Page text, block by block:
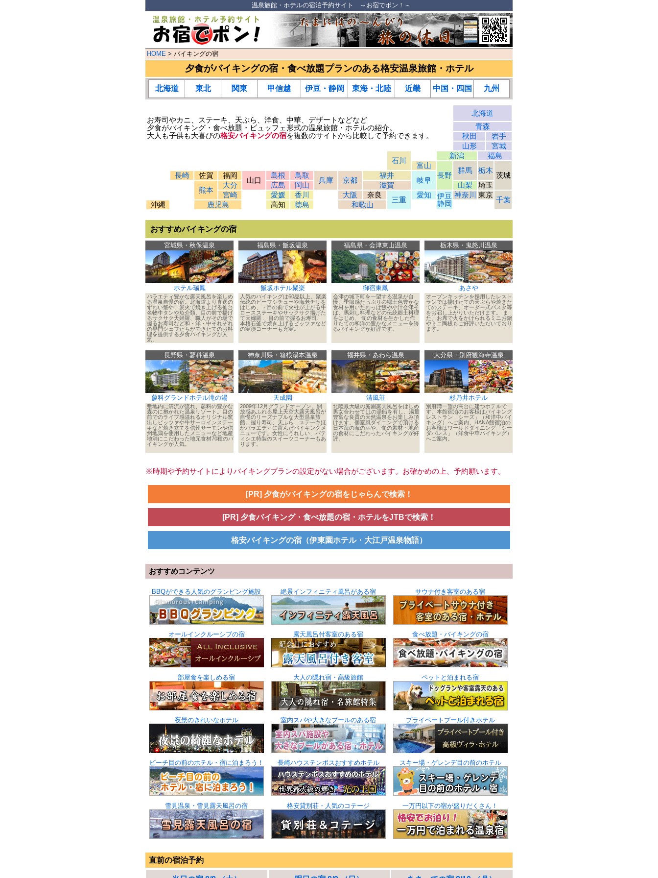
温泉旅館・ホテルの宿泊予約サイト ～お宿でポン！～
HOME > バイキングの宿
夕食がバイキングの宿・食べ放題プランのある格安温泉旅館・ホテル
北海道 東北 関東 甲信越 伊豆・静岡 東海・北陸 近畿 中国・四国 九州
お寿司やカニ、ステーキ、天ぷら、洋食、中華、デザートなどなど
夕食がバイキング・食べ放題・ビュッフェ形式の温泉旅館・ホテルの紹介。
大人も子供も大喜びの格安バイキングの宿を複数のサイトから比較して予約できます。
北海道
青森
秋田
岩手
山形
宮城
石川
新潟
福島
富山
長野
群馬 栃木
茨城
長崎 佐賀 福岡
山口
島根 鳥取
兵庫 京都
福井
岐阜
熊本
大分 広島 岡山 滋賀 山梨
埼玉
宮崎
愛媛 香川 大阪 奈良
三重
愛知
伊豆
静岡
神奈川 東京
千葉
沖縄 鹿児島 高知 徳島 和歌山
おすすめバイキングの宿
宮城県・秋保温泉
ホテル瑞鳳
バラエティ豊かな露天風呂を楽しめ
る温泉自慢の宿。北海道より直送の
ずわい蟹や、炭火で焼き上げる仙台
名物牛タンや魚介類、目の前で揚げ
るサクサク天婦羅、職人がその場で
握るお寿司など和・洋・中それぞれ
の専門シェフたちができたてのお料
理を提供する夕食バイキングが人
気。
福島県・飯坂温泉
飯坂ホテル聚楽
人気のバイキングは60品以上。聚楽
伝統のビーフシチューや海老チリを
はじめ、・目の前で火柱が上がる牛
ロースステーキやサックサク揚げた
て天婦羅 、目の前で握るお寿司、
本格石釜で焼き上げるピッツァなど
の実演コーナーも充実。
福島県・会津東山温泉
御宿東鳳
会津の城下町を一望する温泉が自
慢。季節感たっぷりの郷土色豊かな
食材を用いたわっぱ飯や小汁会津そ
ば、馬刺し料理などの伝統郷土料理
をはじめ、 旬の食材を生かした作
りたての和洋の豊かなメニューを誇
るバイキングが好評です。
栃木県・鬼怒川温泉
あさや
オープンキッチンを採用したレスト
ランでは揚げたての天ぷらや焼きた
てのステーキ、オーダー式パスタ等
をお召し上がりいただけます。 ま
た、お席で火をかけられるミニお鍋
やミニ陶板もご好評いただいており
ます。
長野県・蓼科温泉
蓼科グランドホテル滝の湯
敷地内に清流が流れ、蓼科の豊かな
森のに抱かれた温泉リゾート。目の
前でのライブ感溢れるオリジナル窯
出しピッツァや牛サーロインステー
キなど焼き立てを信州サーモンや信
州地鶏を使用したメニューなど地産
地消にこだわった地元食材70種のバ
イキングが人気。
神奈川県・箱根湯本温泉
天成園
2009年12月グランドオープン。開
放感あふれる屋上天空大露天風呂が
自慢のリーズナブルな大型温泉旅
館。握り寿司、天ぷら、ステーキほ
かバラエティに富んだバイキングメ
ニューです。女性にうれしい、パテ
ィシエ特製のスイーツコーナーもあ
ります。
福井県・あわら温泉
清風荘
北陸最大級の庭園露天風呂をはじめ
男女合わせて11の湯船を有し、湯量
豊富な良質の天然温泉をお楽しみ頂
けます。個室風ダイニングで頂ける
日本海の海の幸や、旬の素材・地産
の食材にこだわったバイキングが好
評。
大分県・別府観海寺温泉
杉乃井ホテル
別府湾一望の高台に建つホテルで
す。本館宿泊のお客様はバイキング
レストラン「シーズ」（和洋中バイ
キング）へご案内、HANA館宿泊の
お客様はワールドダイニング「シー
ダパレス」（洋食中華バイキング）
へご案内。
※時期や予約サイトによりバイキングプランの設定がない場合がございます。お確かめの上、予約願います。
[PR] 夕食がバイキングの宿をじゃらんで検索！
[PR] 夕食バイキング・食べ放題の宿・ホテルをJTBで検索！
格安バイキングの宿（伊東園ホテル・大江戸温泉物語）
おすすめコンテンツ
BBQができる人気のグランピング施設 絶景インフィニティ風呂がある宿 サウナ付き客室のある宿
オールインクルーシブの宿 露天風呂付客室のある宿 食べ放題・バイキングの宿
部屋食を楽しめる宿 大人の隠れ宿・高級旅館 ペットと泊まれる宿
夜景のきれいなホテル 室内スパや大きなプールのある宿 プライベートプール付きホテル
ビーチ目の前のホテル・宿に泊まろう！ 長崎ハウステンボスおすすめホテル スキー場・ゲレンデ目の前のホテル
雪見温泉・雪見露天風呂の宿 格安貸別荘・人気のコテージ 一万円以下の宿が盛りだくさん！
直前の宿泊予約